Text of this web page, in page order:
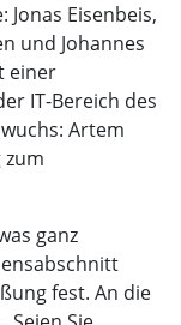
Eisenbeis,
und Johannes
einer
IT-Bereich des
Artem
ganz
fest. An die